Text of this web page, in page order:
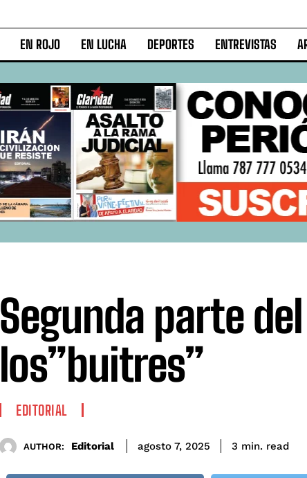
EN ROJO EN LUCHA DEPORTES ENTREVISTAS
Segunda parte
los”buitres”
EDITORIAL
AUTHOR: Editorial agosto 7, 2025 3 min. read